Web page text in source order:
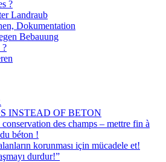
?
Landraub
Dokumentation
Bebauung
?
INSTEAD OF BETON
des champs – mettre fin à
béton !
korunması için mücadele et!
durdur!”